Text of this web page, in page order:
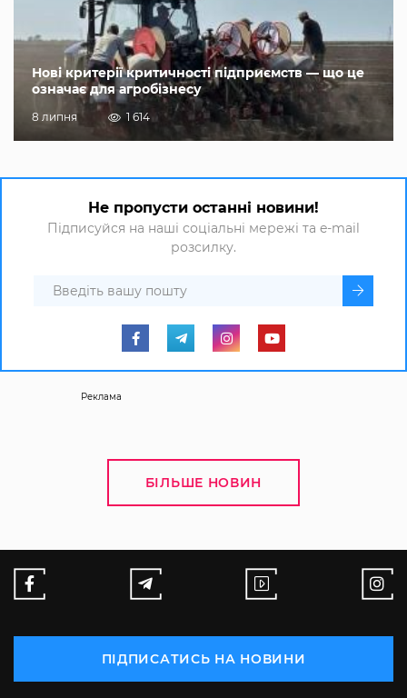
Нові критерії критичності підприємств — що це
означає для агробізнесу
8 липня 1 614
Не пропусти останні новини!
Підписуйся на наші соціальні мережі та e-mail
розсилку.
Реклама
БІЛЬШЕ НОВИН
ПІДПИСАТИСЬ НА НОВИНИ